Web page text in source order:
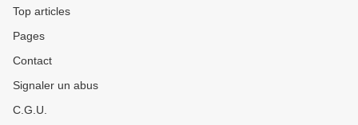
Top articles
Pages
Contact
Signaler un abus
C.G.U.